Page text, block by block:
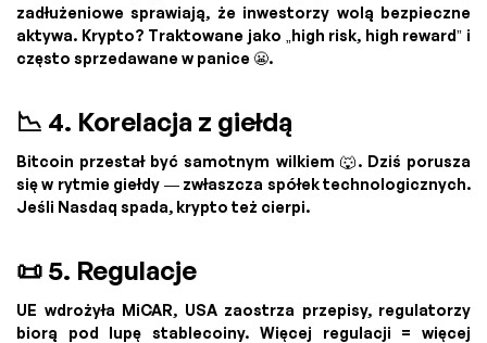
zadłużeniowe sprawiają, że inwestorzy wolą bezpieczne
aktywa. Krypto? Traktowane jako „high risk, high reward” i
często sprzedawane w panice 😬.
📉 4. Korelacja z giełdą
Bitcoin przestał być samotnym wilkiem 🐺. Dziś porusza
się w rytmie giełdy — zwłaszcza spółek technologicznych.
Jeśli Nasdaq spada, krypto też cierpi.
📜 5. Regulacje
UE wdrożyła MiCAR, USA zaostrza przepisy, regulatorzy
biorą pod lupę stablecoiny. Więcej regulacji = więcej